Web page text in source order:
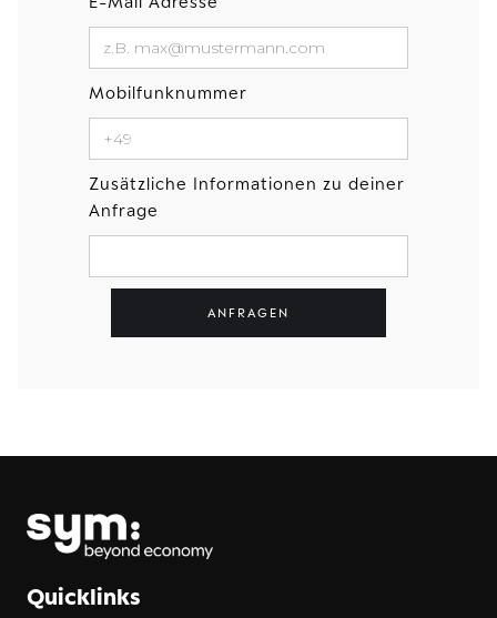
Mobilfunknummer
Zusätzliche Informationen zu deiner
Anfrage
Quicklinks